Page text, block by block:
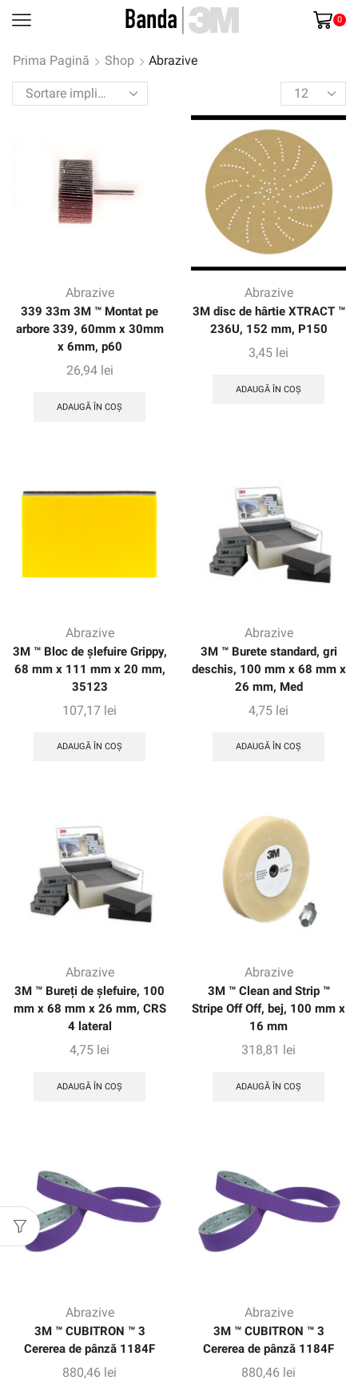
0
Prima Pagină Shop
Abrazive
Products
per
page
Abrazive
339 33m 3M ™ Montat pe
arbore 339, 60mm x 30mm
x 6mm, p60
26,94 lei
ADAUGĂ ÎN COȘ
Abrazive
3M disc de hârtie XTRACT ™
236U, 152 mm, P150
3,45 lei
ADAUGĂ ÎN COȘ
Abrazive
3M ™ Bloc de șlefuire Grippy,
68 mm x 111 mm x 20 mm,
35123
107,17 lei
ADAUGĂ ÎN COȘ
Abrazive
3M ™ Burete standard, gri
deschis, 100 mm x 68 mm x
26 mm, Med
4,75 lei
ADAUGĂ ÎN COȘ
Abrazive
3M ™ Bureți de șlefuire, 100
mm x 68 mm x 26 mm, CRS
4 lateral
4,75 lei
ADAUGĂ ÎN COȘ
Abrazive
3M ™ Clean and Strip ™
Stripe Off Off, bej, 100 mm x
16 mm
318,81 lei
ADAUGĂ ÎN COȘ
Abrazive
3M ™ CUBITRON ™ 3
Cererea de pânză 1184F
880,46 lei
Abrazive
3M ™ CUBITRON ™ 3
Cererea de pânză 1184F
880,46 lei